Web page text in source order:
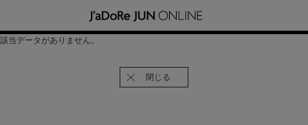
該当データがありません。
閉じる